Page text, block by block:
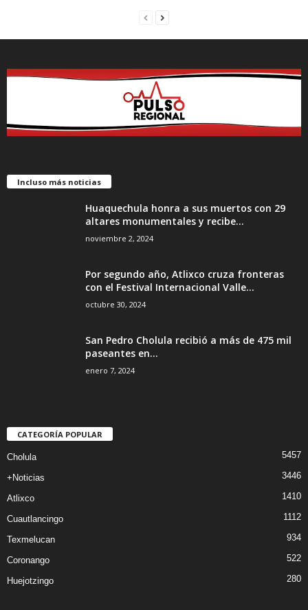
Incluso más noticias
Huaquechula honra a sus muertos con 29
altares monumentales y recibe...
noviembre 2, 2024
Por segundo año, Atlixco cruza fronteras
con el Festival Internacional Valle...
octubre 30, 2024
San Pedro Cholula recibió a más de 475 mil
paseantes en...
enero 7, 2024
CATEGORÍA POPULAR
Cholula 5457
+Noticias 3446
Atlixco 1410
Cuautlancingo 1112
Texmelucan 934
Coronango 522
Huejotzingo 280